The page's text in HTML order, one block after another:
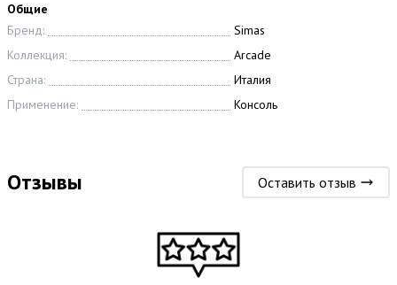
Общие
Бренд:
Simas
Коллекция:
Arcade
Страна:
Италия
Применение:
Консоль
Отзывы Оставить отзыв